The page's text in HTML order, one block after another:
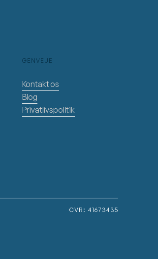
GENVEJE
Kontakt os
Blog
Privatlivspolitik
CVR: 41673435